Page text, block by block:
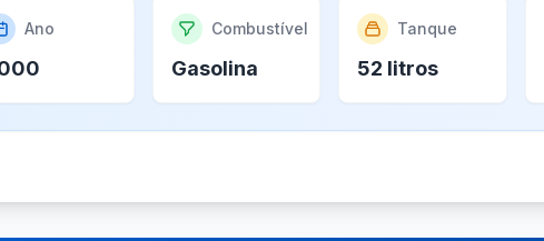
Ano Combustível
Gasolina
Tanque
52 litros